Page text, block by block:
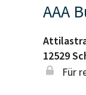
AAA
12529
Für